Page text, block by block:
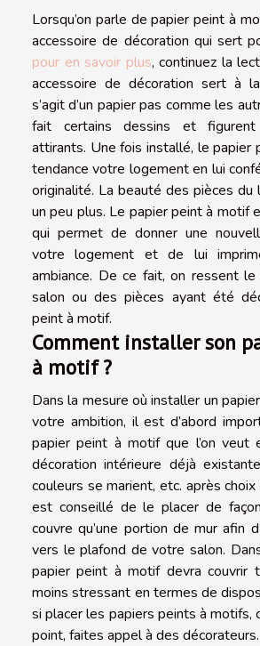
Lorsqu’on parle de papier peint à
accessoire de décoration qui sert
pour en savoir plus, continuez la
accessoire de décoration sert à
s’agit d’un papier pas comme les
fait certains dessins et
attirants. Une fois installé, le papier
tendance votre logement en lui
originalité. La beauté des pièces
un peu plus. Le papier peint à motif
qui permet de donner une
votre logement et de lui
ambiance. De ce fait, on ressent
salon ou des pièces ayant été
peint à motif.
Comment installer son
à motif ?
Dans la mesure où installer un
votre ambition, il est d’abord
papier peint à motif que l’on veut
décoration intérieure déjà
couleurs se marient, etc. après
est conseillé de le placer de
couvre qu’une portion de mur afin
vers le plafond de votre salon.
papier peint à motif devra couvrir
moins stressant en termes de
si placer les papiers peints à motifs,
point, faites appel à des décorateurs.